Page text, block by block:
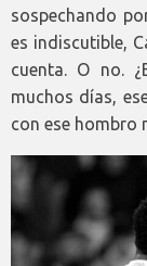
sospechando
es indiscutible,
cuenta. O no.
muchos días,
con ese hombro